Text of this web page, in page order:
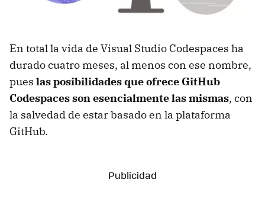
En total la vida de Visual Studio Codespaces ha
durado cuatro meses, al menos con ese nombre,
pues las posibilidades que ofrece GitHub
Codespaces son esencialmente las mismas, con
la salvedad de estar basado en la plataforma
GitHub.